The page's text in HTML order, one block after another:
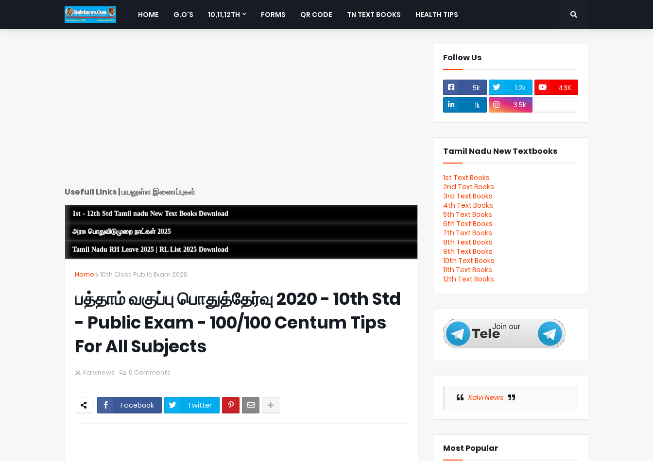
HOME G.O'S 10,11,12TH FORMS QR CODE TN TEXT BOOKS HEALTH TIPS
Usefull Links | பயனுள்ள இணைப்புகள்
1st - 12th Std Tamil nadu New Text Books Download
அரசு பொதுவிடுமுறை நாட்கள் 2025
Tamil Nadu RH Leave 2025 | RL List 2025 Download
Home 10th Class Public Exam 2020
பத்தாம் வகுப்பு பொதுத்தேர்வு 2020 - 10th Std
- Public Exam - 100/100 Centum Tips
For All Subjects
Kalvinews 0 Comments
Facebook Twitter
Follow Us
5k 1.2k
43K
1k
3.5k
Tamil Nadu New Textbooks
1st Text Books
2nd Text Books
3rd Text Books
4th Text Books
5th Text Books
6th Text Books
7th Text Books
8th Text Books
9th Text Books
10th Text Books
11th Text Books
12th Text Books
Kalvi News
Most Popular